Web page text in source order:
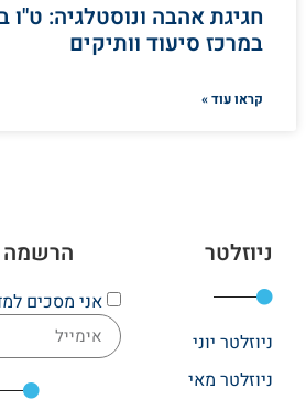
חגיגת אהבה ונוסטלגיה:
במרכז סיעוד וותיקים
קראו עוד »
ניוזלטר
ניוזלטר יוני
ניוזלטר מאי
הרשמה
אני מסכים